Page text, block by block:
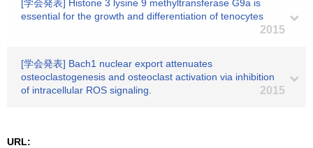
[学会発表] Histone 3 lysine 9 methyltransferase G9a is
essential for the growth and differentiation of tenocytes
2015
[学会発表] Bach1 nuclear export attenuates
osteoclastogenesis and osteoclast activation via inhibition
of intracellular ROS signaling.
2015
URL: